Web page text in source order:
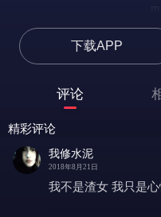
那个姑娘
阳光撒向
那是第一
那时候她发
就算努力初
她的生
下载APP
评论
精彩评论
我修水泥
2018年8月21日
我不是渣女 我只是